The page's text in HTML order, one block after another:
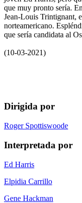
que muy pronto sería.
Jean-Louis Trintignant,
norteamericano.
que sería candidata al
(10-03-2021)
Dirigida por
Roger Spottiswoode
Interpretada por
Ed Harris
Elpidia Carrillo
Gene Hackman